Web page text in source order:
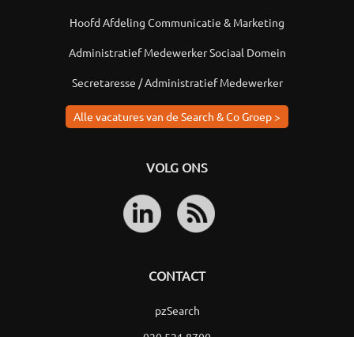
Hoofd Afdeling Communicatie & Marketing
Administratief Medewerker Sociaal Domein
Secretaresse / Administratief Medewerker
Alle vacatures van de Search & Co Groep >
VOLG ONS
CONTACT
pzSearch